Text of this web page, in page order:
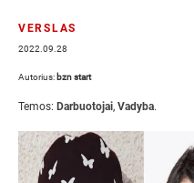
VERSLAS
2022.09.28
Autorius: bzn start
Temos: Darbuotojai, Vadyba.